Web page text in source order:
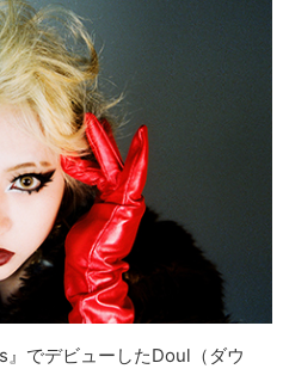
でデビューしたDoul（ダウ